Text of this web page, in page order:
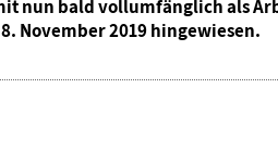
UND SEMINARE
nun bald vollumfänglich als
November 2019 hingewiesen.